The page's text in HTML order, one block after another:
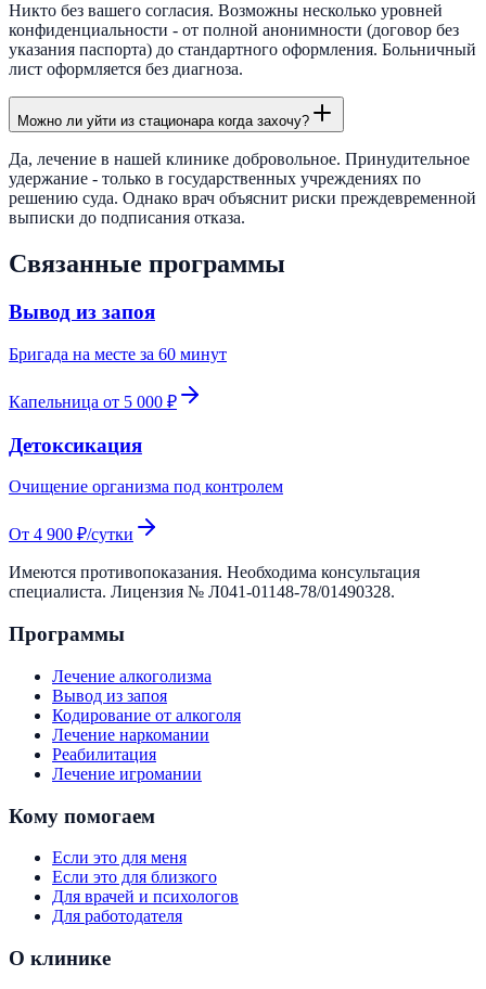
Никто без вашего согласия. Возможны несколько уровней
конфиденциальности - от полной анонимности (договор без
указания паспорта) до стандартного оформления. Больничный
лист оформляется без диагноза.
Можно ли уйти из стационара когда захочу?
Да, лечение в нашей клинике добровольное. Принудительное
удержание - только в государственных учреждениях по
решению суда. Однако врач объяснит риски преждевременной
выписки до подписания отказа.
Связанные программы
Вывод из запоя
Бригада на месте за 60 минут
Капельница от 5 000 ₽
Детоксикация
Очищение организма под контролем
От 4 900 ₽/сутки
Имеются противопоказания. Необходима консультация
специалиста. Лицензия № Л041-01148-78/01490328.
Программы
Лечение алкоголизма
Вывод из запоя
Кодирование от алкоголя
Лечение наркомании
Реабилитация
Лечение игромании
Кому помогаем
Если это для меня
Если это для близкого
Для врачей и психологов
Для работодателя
О клинике